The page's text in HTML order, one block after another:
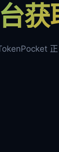
获
正